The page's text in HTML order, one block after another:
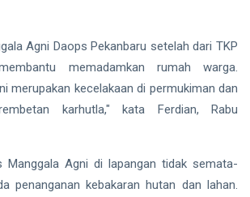
Agni Daops Pekanbaru setelah dari TKP
memadamkan rumah warga.
merupakan kecelakaan di permukiman dan
karhutla," kata Ferdian, Rabu
Manggala Agni di lapangan tidak semata-
penanganan kebakaran hutan dan lahan.